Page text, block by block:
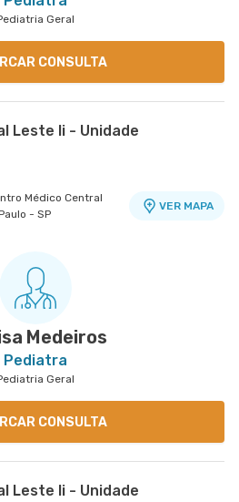
Geral
CONSULTA
Leste Ii - Unidade
Médico Central
- SP
VER MAPA
Medeiros
Pediatra
Geral
CONSULTA
Leste Ii - Unidade